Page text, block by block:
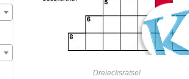
Dreiecksrätsel